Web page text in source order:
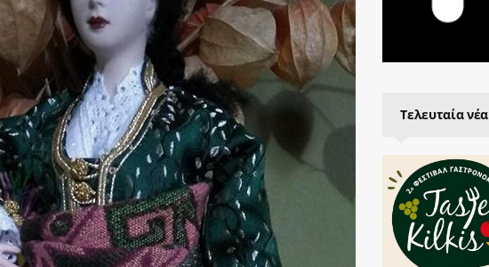
Τελευταία νέα